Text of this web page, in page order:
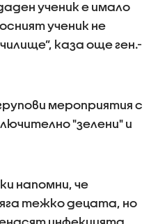
ученик е имало
ученик не
каза още ген.-
мероприятия с
"зелени" и
напомни, че
тежко децата, но